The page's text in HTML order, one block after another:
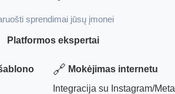
sprendimai jūsų įmonei
Platformos ekspertai
🔗 Mokėjimas internetu
Integracija su Instagram/